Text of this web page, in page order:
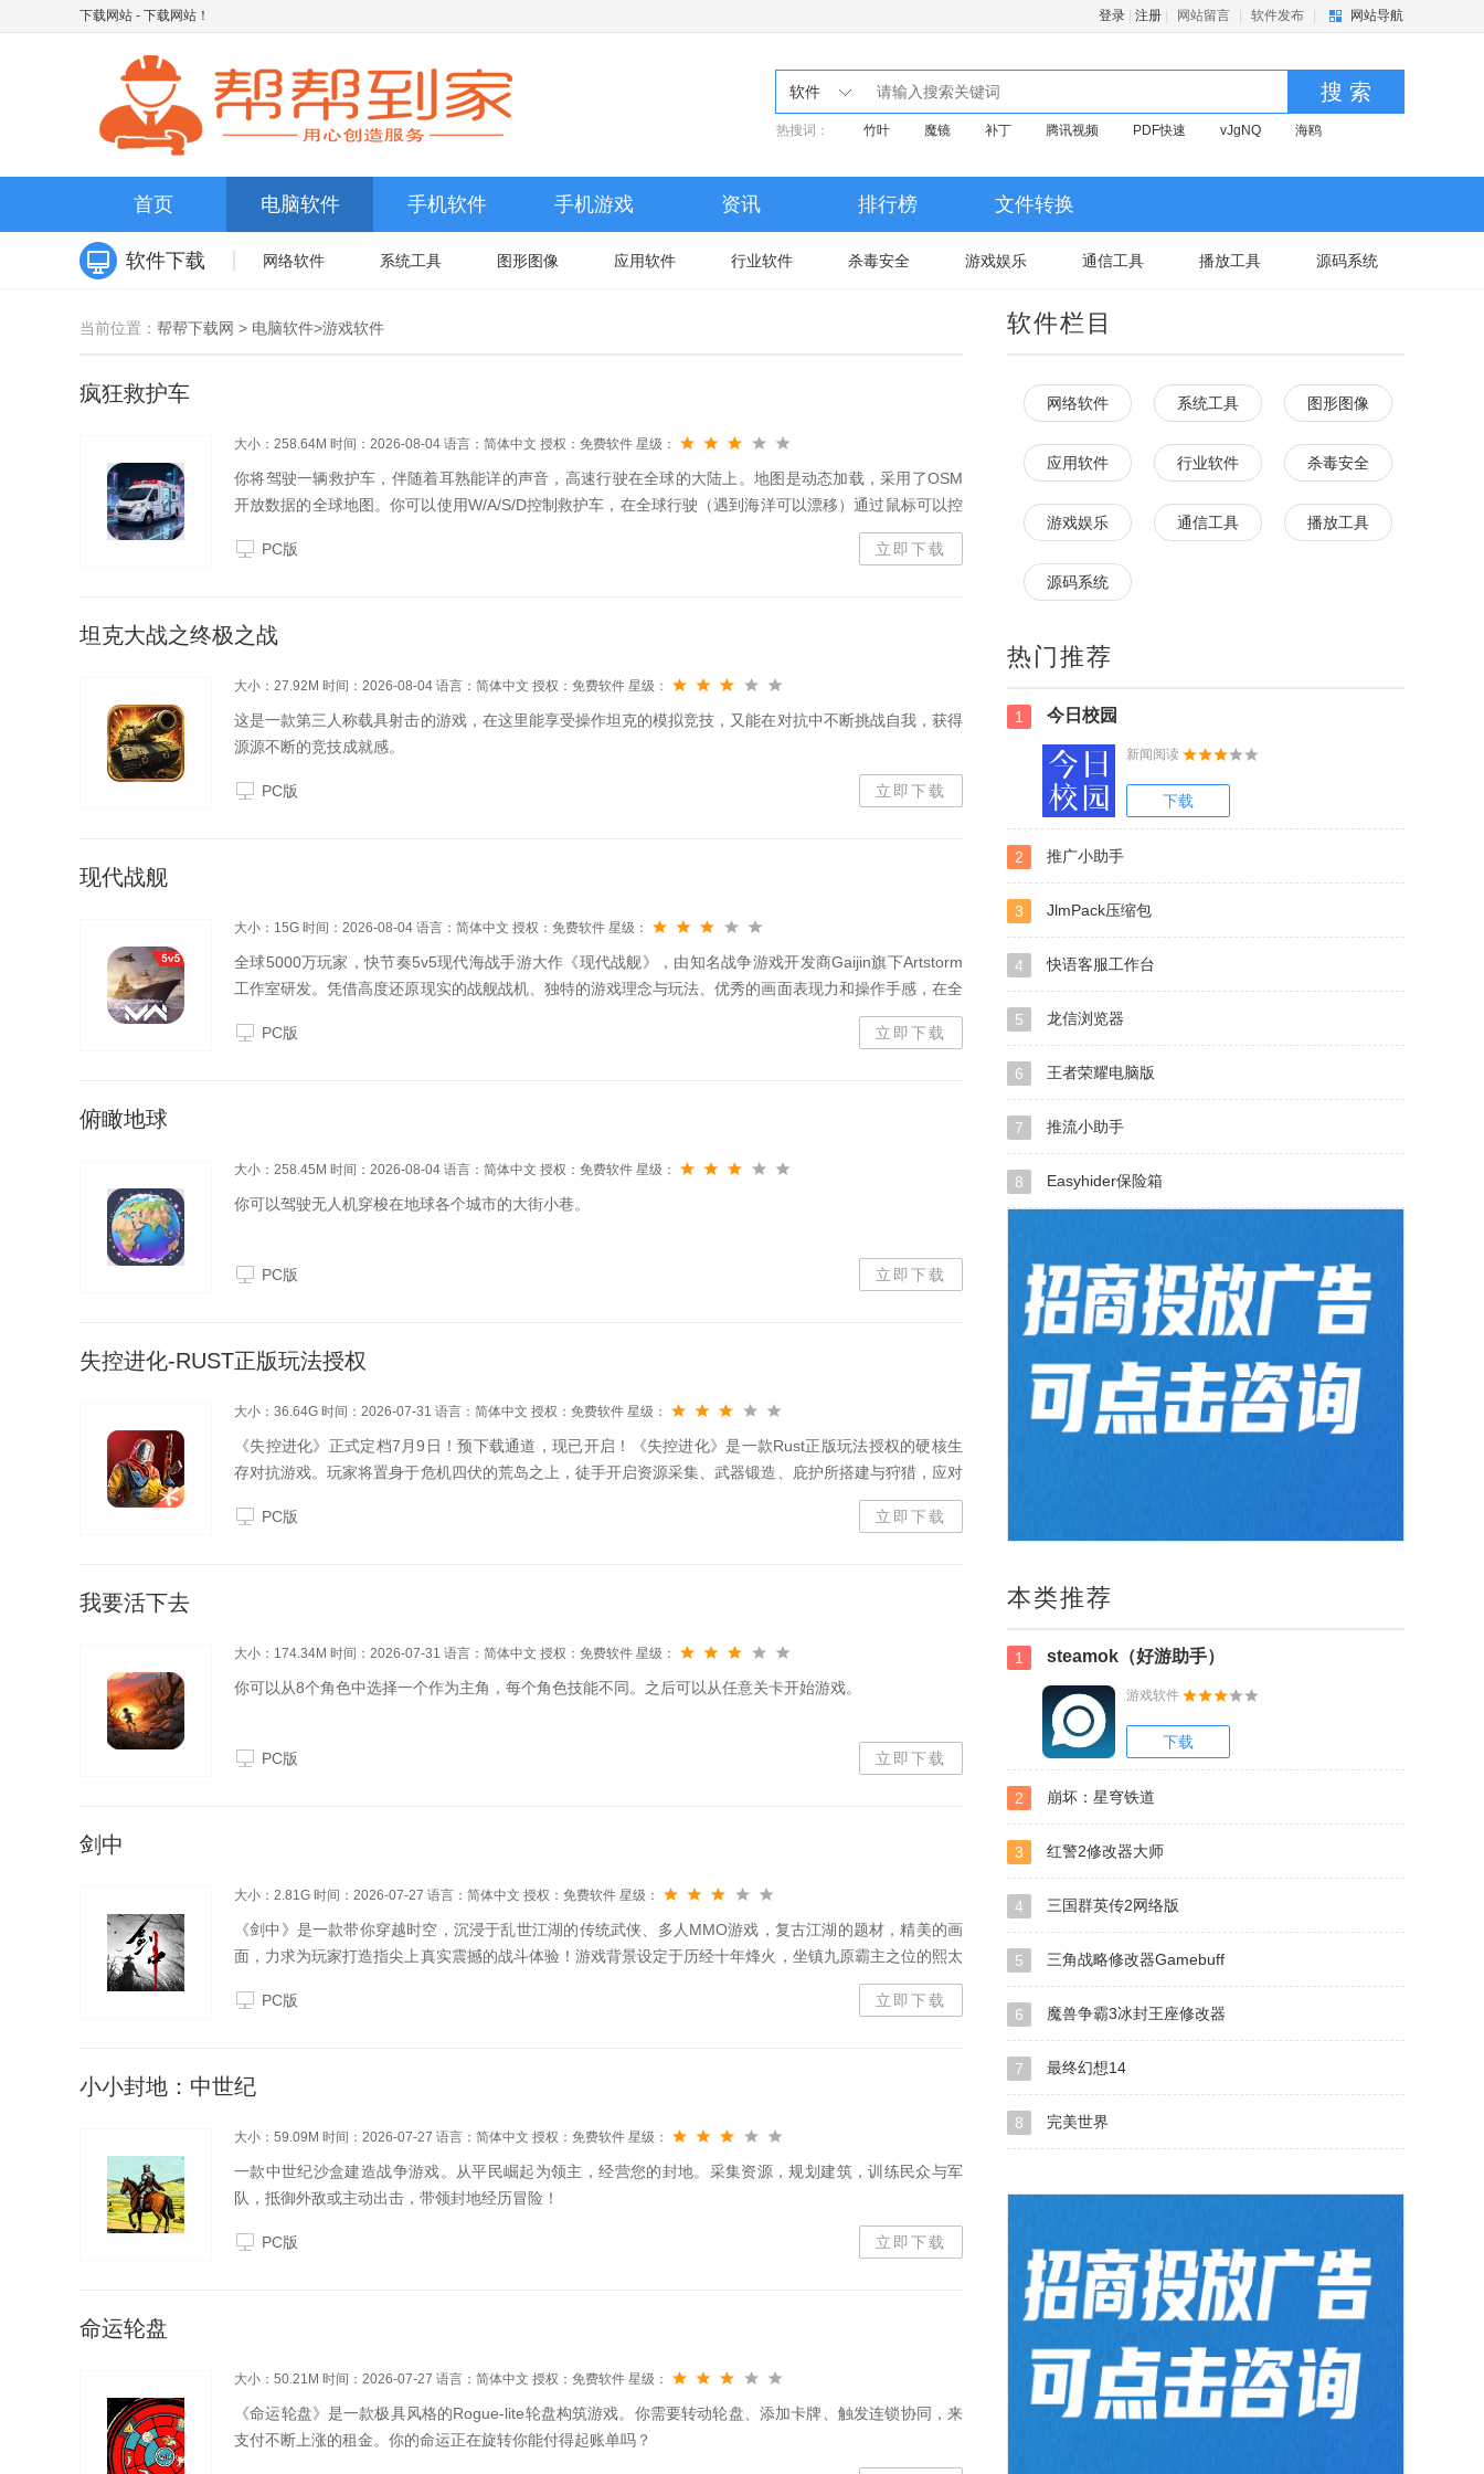
下载网站 - 下载网站！ 登录 注册 网站留言 软件发布 网站导航
软件 搜 索
热搜词： 竹叶 魔镜 补丁 腾讯视频 PDF快速 vJgNQ 海鸥
首页 电脑软件 手机软件 手机游戏 资讯 排行榜 文件转换
软件下载 网络软件 系统工具 图形图像 应用软件 行业软件 杀毒安全 游戏娱乐 通信工具 播放工具 源码系统
当前位置： 帮帮下载网 > 电脑软件>游戏软件
疯狂救护车
大小：258.64M 时间：2026-08-04 语言：简体中文 授权：免费软件 星级：
你将驾驶一辆救护车，伴随着耳熟能详的声音，高速行驶在全球的大陆上。地图是动态加载，采用了OSM
开放数据的全球地图。你可以使用W/A/S/D控制救护车，在全球行驶（遇到海洋可以漂移）通过鼠标可以控
PC版
立即下载
坦克大战之终极之战
大小：27.92M 时间：2026-08-04 语言：简体中文 授权：免费软件 星级：
这是一款第三人称载具射击的游戏，在这里能享受操作坦克的模拟竞技，又能在对抗中不断挑战自我，获得
源源不断的竞技成就感。
PC版 立即下载
现代战舰
大小：15G 时间：2026-08-04 语言：简体中文 授权：免费软件 星级：
全球5000万玩家，快节奏5v5现代海战手游大作《现代战舰》，由知名战争游戏开发商Gaijin旗下Artstorm
工作室研发。凭借高度还原现实的战舰战机、独特的游戏理念与玩法、优秀的画面表现力和操作手感，在全
球范围取得巨大成功。超300种战争机器汇集各国知名舰船、战机超300种，搭配200种导弹、电...
PC版
立即下载
俯瞰地球
大小：258.45M 时间：2026-08-04 语言：简体中文 授权：免费软件 星级：
你可以驾驶无人机穿梭在地球各个城市的大街小巷。
PC版 立即下载
失控进化-RUST正版玩法授权
大小：36.64G 时间：2026-07-31 语言：简体中文 授权：免费软件 星级：
《失控进化》正式定档7月9日！预下载通道，现已开启！《失控进化》是一款Rust正版玩法授权的硬核生
存对抗游戏。玩家将置身于危机四伏的荒岛之上，徒手开启资源采集、武器锻造、庇护所搭建与狩猎，应对
气候、饥饿、动物与其他玩家带来的生存挑战。没见过这么野的生存对抗游戏！Rust正版玩法授权这一次，
你不是来玩...
PC版 立即下载
我要活下去
大小：174.34M 时间：2026-07-31 语言：简体中文 授权：免费软件 星级：
你可以从8个角色中选择一个作为主角，每个角色技能不同。之后可以从任意关卡开始游戏。
PC版 立即下载
剑中
大小：2.81G 时间：2026-07-27 语言：简体中文 授权：免费软件 星级：
《剑中》是一款带你穿越时空，沉浸于乱世江湖的传统武侠、多人MMO游戏，复古江湖的题材，精美的画
面，力求为玩家打造指尖上真实震撼的战斗体验！游戏背景设定于历经十年烽火，坐镇九原霸主之位的熙太
祖驾崩后的动荡时期，幼帝继位，燕王摄政，权力的天平摇摇欲坠。各方势力齐登场，宦官争权夺势，北昭
虎视眈眈。一时之间...
PC版 立即下载
小小封地：中世纪
大小：59.09M 时间：2026-07-27 语言：简体中文 授权：免费软件 星级：
一款中世纪沙盒建造战争游戏。从平民崛起为领主，经营您的封地。采集资源，规划建筑，训练民众与军
队，抵御外敌或主动出击，带领封地经历冒险！
PC版 立即下载
命运轮盘
大小：50.21M 时间：2026-07-27 语言：简体中文 授权：免费软件 星级：
《命运轮盘》是一款极具风格的Rogue-lite轮盘构筑游戏。你需要转动轮盘、添加卡牌、触发连锁协同，来
支付不断上涨的租金。你的命运正在旋转你能付得起账单吗？
软件栏目
网络软件 系统工具 图形图像
应用软件 行业软件 杀毒安全
游戏娱乐 通信工具 播放工具
源码系统
热门推荐
1 今日校园
新闻阅读
下载
2 推广小助手
3 JlmPack压缩包
4 快语客服工作台
5 龙信浏览器
6 王者荣耀电脑版
7 推流小助手
8 Easyhider保险箱
本类推荐
1 steamok（好游助手）
游戏软件
下载
2 崩坏：星穹铁道
3 红警2修改器大师
4 三国群英传2网络版
5 三角战略修改器Gamebuff
6 魔兽争霸3冰封王座修改器
7 最终幻想14
8 完美世界